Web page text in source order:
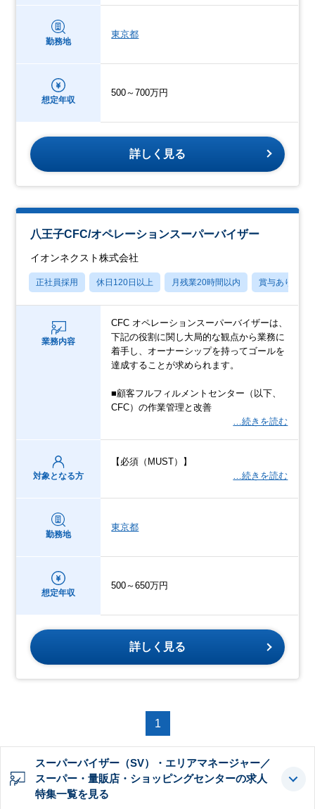
勤務地
東京都
想定年収
500～700万円
詳しく見る
八王子CFC/オペレーションスーパーバイザー
イオンネクスト株式会社
正社員採用 休日120日以上 月残業20時間以内 賞与あり
業務内容
CFC オペレーションスーパーバイザーは、
下記の役割に関し大局的な観点から業務に
着手し、オーナーシップを持ってゴールを
達成することが求められます。
■顧客フルフィルメントセンター（以下、
CFC）の作業管理と改善
…続きを読む
対象となる方
【必須（MUST）】
…続きを読む
勤務地
東京都
想定年収
500～650万円
詳しく見る
1
スーパーバイザー（SV）・エリアマネージャー／
スーパー・量販店・ショッピングセンターの求人
特集一覧を見る